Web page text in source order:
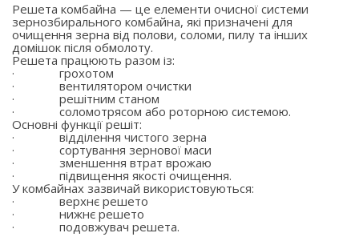
Решета комбайна — це елементи очисної системи
зернозбирального комбайна, які призначені для
очищення зерна від полови, соломи, пилу та інших
домішок після обмолоту.
Решета працюють разом із:
·
грохотом
·
вентилятором очистки
·
решітним станом
·
соломотрясом або роторною системою.
Основні функції решіт:
·
відділення чистого зерна
·
сортування зернової маси
·
зменшення втрат врожаю
·
підвищення якості очищення.
У комбайнах зазвичай використовуються:
·
верхнє решето
·
нижнє решето
·
подовжувач решета.